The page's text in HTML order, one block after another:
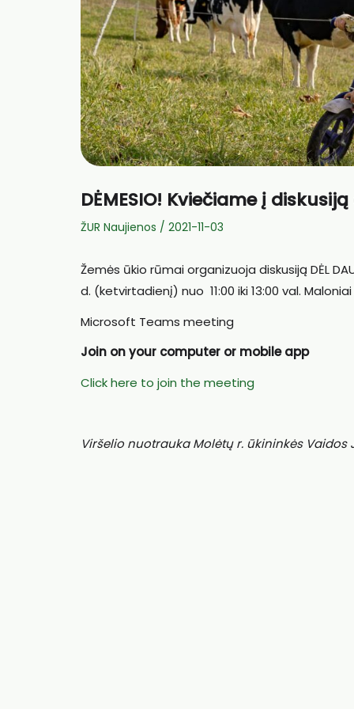
DĖMESIO! Kviečiame į
ŽUR Naujienos / 2021-11-03
Žemės ūkio rūmai organizuoja diskusiją DĖL
d. (ketvirtadienį) nuo 11:00 iki 13:00 val.
Microsoft Teams meeting
Join on your computer or mobile app
Click here to join the meeting
Viršelio nuotrauka Molėtų r. ūkininkės Vaidos